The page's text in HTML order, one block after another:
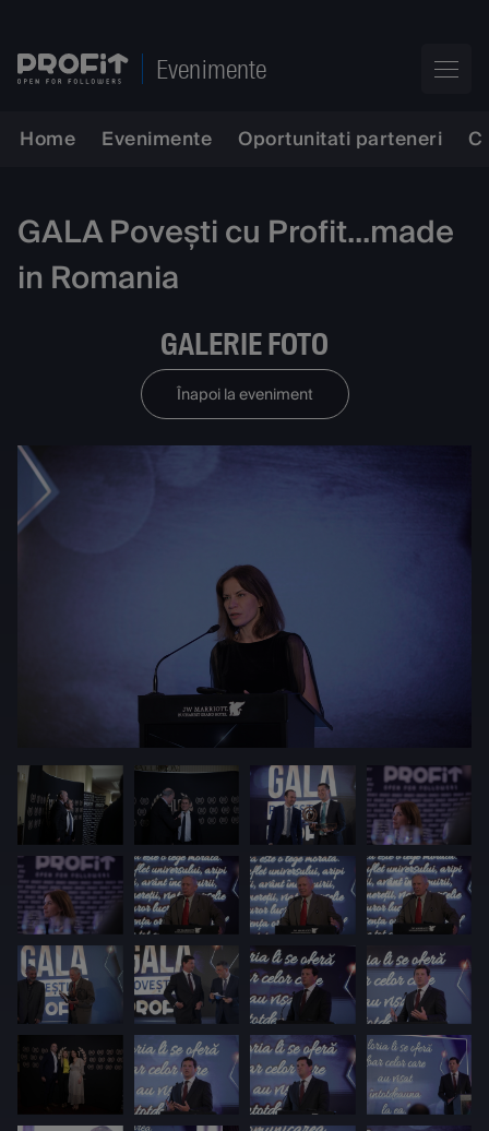
Evenimente
Home Evenimente Oportunitati parteneri
GALA Povești cu Profit...made
in Romania
GALERIE FOTO
Înapoi la eveniment